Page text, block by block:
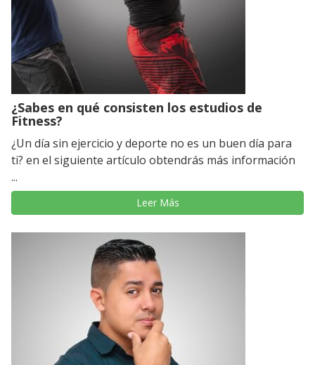
¿Sabes en qué consisten los estudios de
Fitness?
¿Un día sin ejercicio y deporte no es un buen día para
ti? en el siguiente artículo obtendrás más información
...
Leer Más